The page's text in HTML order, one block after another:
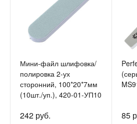
Мини-файл шлифовка/
полировка 2-ух
сторонний, 100*20*7мм
(10шт./уп.), 420-01-УП10
242 руб. 85